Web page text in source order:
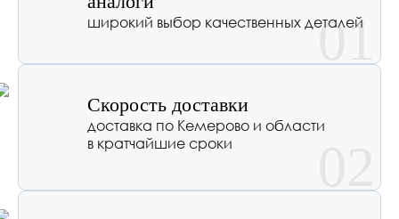
широкий выбор качественных деталей
01
Скорость доставки
доставка по Кемерово и области
в кратчайшие сроки